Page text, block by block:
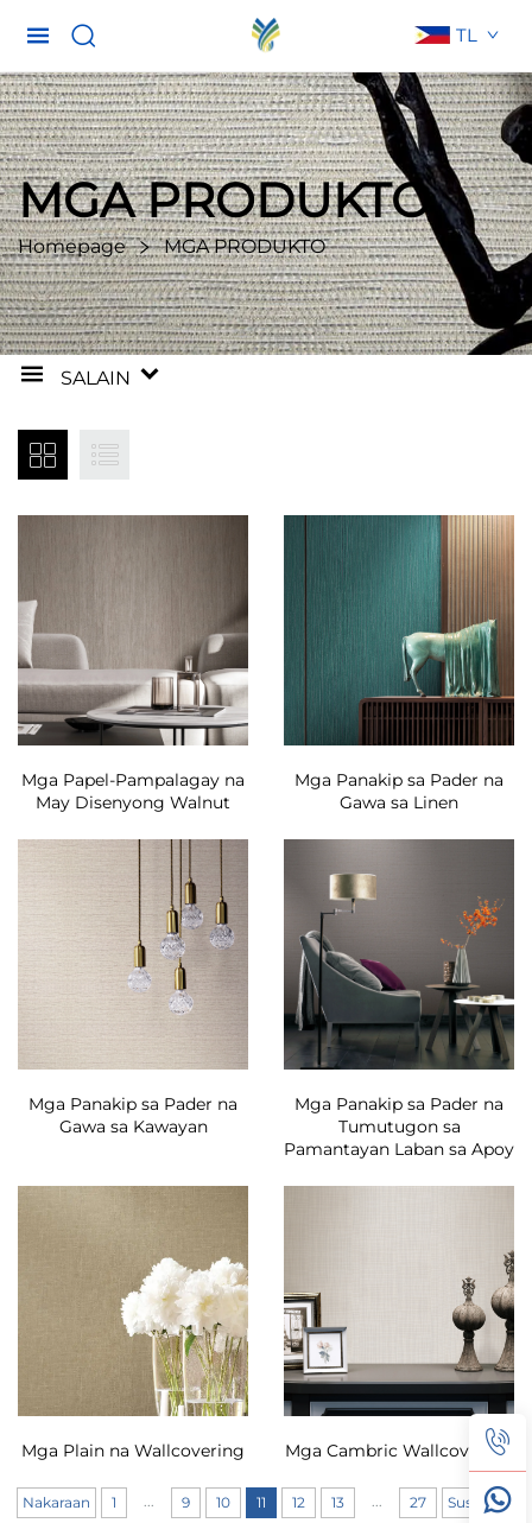
TL
MGA PRODUKTO
Homepage MGA PRODUKTO
SALAIN
Mga Papel-Pampalagay na
May Disenyong Walnut
Mga Panakip sa Pader na
Gawa sa Linen
Mga Panakip sa Pader na
Gawa sa Kawayan
Mga Panakip sa Pader na
Tumutugon sa
Pamantayan Laban sa Apoy
Mga Plain na Wallcovering Mga Cambric Wallcovering
Nakaraan 1 ... 9 10 11 12 13 ... 27 Susunod